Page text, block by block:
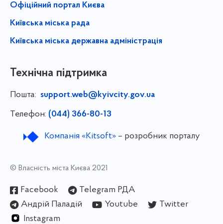
Офіційний портал Києва
Київська міська рада
Київська міська державна адміністрація
Технічна підтримка
Пошта: support.web@kyivcity.gov.ua
Телефон: (044) 366-80-13
Компанія «Kitsoft»– розробник порталу
© Власність міста Києва 2021
Facebook
Telegram РДА
Андрій Паладій
Youtube
Twitter
Instagram